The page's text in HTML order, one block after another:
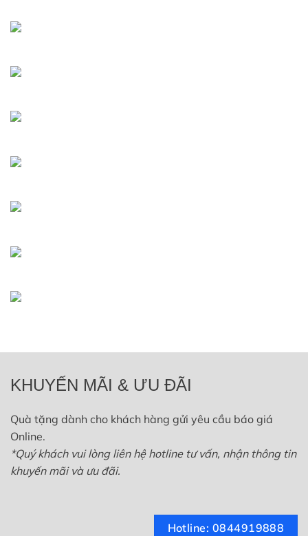
KHUYẾN MÃI & ƯU ĐÃI
Quà tặng dành cho khách hàng gửi yêu cầu báo giá
Online.
*Quý khách vui lòng liên hệ hotline tư vấn, nhận thông tin
khuyến mãi và ưu đãi.
Hotline: 0844919888